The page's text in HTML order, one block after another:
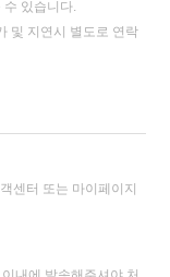
있습니다.
및 지연시 별도로 연락
센터 또는 마이페이지